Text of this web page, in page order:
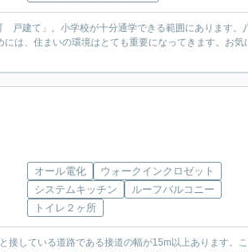
戸建て」。小学校が十分通学できる範囲にあります。
は、住まいの環境はとても重要になってきます。お気
オール電化
ウォークインクロゼット
システムキッチン
ルーフバルコニー
トイレ２ヶ所
接している道路である接道の幅が15m以上あります。